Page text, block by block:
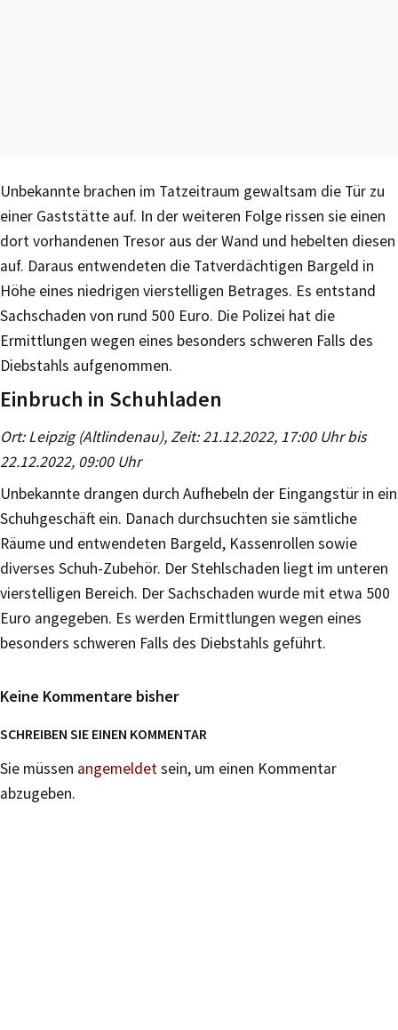
Unbekannte brachen im Tatzeitraum gewaltsam die Tür zu
einer Gaststätte auf. In der weiteren Folge rissen sie einen
dort vorhandenen Tresor aus der Wand und hebelten diesen
auf. Daraus entwendeten die Tatverdächtigen Bargeld in
Höhe eines niedrigen vierstelligen Betrages. Es entstand
Sachschaden von rund 500 Euro. Die Polizei hat die
Ermittlungen wegen eines besonders schweren Falls des
Diebstahls aufgenommen.
Einbruch in Schuhladen
Ort: Leipzig (Altlindenau), Zeit: 21.12.2022, 17:00 Uhr bis
22.12.2022, 09:00 Uhr
Unbekannte drangen durch Aufhebeln der Eingangstür in ein
Schuhgeschäft ein. Danach durchsuchten sie sämtliche
Räume und entwendeten Bargeld, Kassenrollen sowie
diverses Schuh-Zubehör. Der Stehlschaden liegt im unteren
vierstelligen Bereich. Der Sachschaden wurde mit etwa 500
Euro angegeben. Es werden Ermittlungen wegen eines
besonders schweren Falls des Diebstahls geführt.
Keine Kommentare bisher
SCHREIBEN SIE EINEN KOMMENTAR
Sie müssen angemeldetsein, um einen Kommentar
abzugeben.